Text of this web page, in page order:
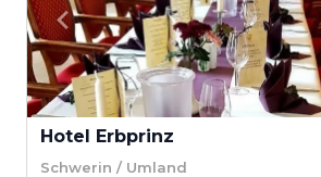
Hotel Erbprinz
Schwerin / Umland